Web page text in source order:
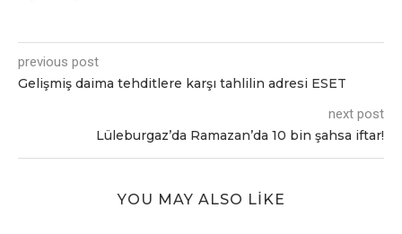
previous post
Gelişmiş daima tehditlere karşı tahlilin adresi ESET
next post
Lüleburgaz’da Ramazan’da 10 bin şahsa iftar!
YOU MAY ALSO LIKE